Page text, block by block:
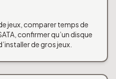
jeux, comparer temps de
confirmer qu’un disque
de gros jeux.